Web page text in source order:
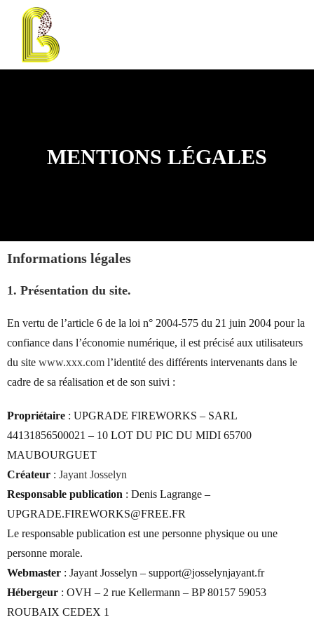
MENTIONS LÉGALES
Informations légales
1. Présentation du site.
En vertu de l’article 6 de la loi n° 2004-575 du 21 juin 2004 pour la
confiance dans l’économie numérique, il est précisé aux utilisateurs
du site www.xxx.com l’identité des différents intervenants dans le
cadre de sa réalisation et de son suivi :
Propriétaire : UPGRADE FIREWORKS – SARL
44131856500021 – 10 LOT DU PIC DU MIDI 65700
MAUBOURGUET
Créateur : Jayant Josselyn
Responsable publication : Denis Lagrange –
UPGRADE.FIREWORKS@FREE.FR
Le responsable publication est une personne physique ou une
personne morale.
Webmaster : Jayant Josselyn – support@josselynjayant.fr
Hébergeur : OVH – 2 rue Kellermann – BP 80157 59053
ROUBAIX CEDEX 1